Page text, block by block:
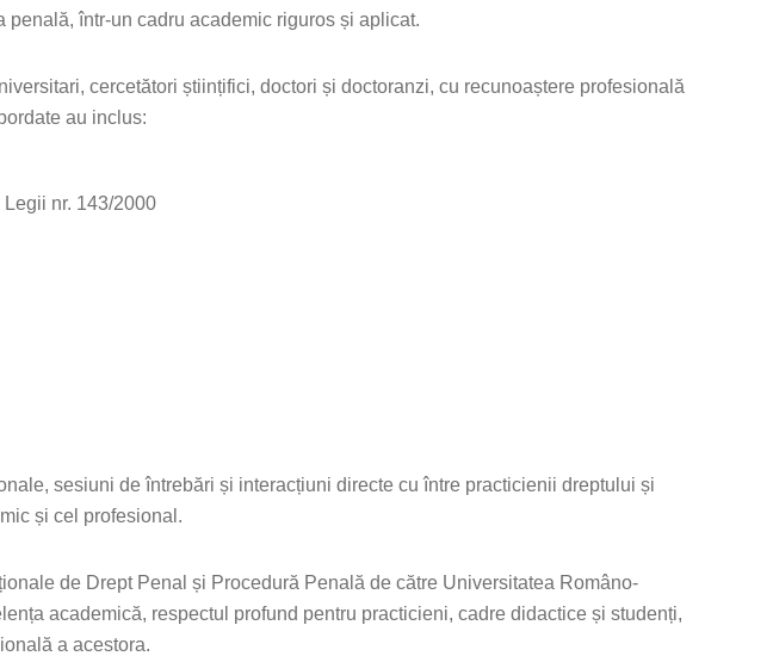
într-un cadru academic riguros și aplicat.
cercetători științifici, doctori și doctoranzi, cu recunoaștere profesională
au inclus:
nr. 143/2000
sesiuni de întrebări și interacțiuni directe cu între practicienii dreptului și
și cel profesional.
de Drept Penal și Procedură Penală de către Universitatea Româno-
academică, respectul profund pentru practicieni, cadre didactice și studenți,
a acestora.